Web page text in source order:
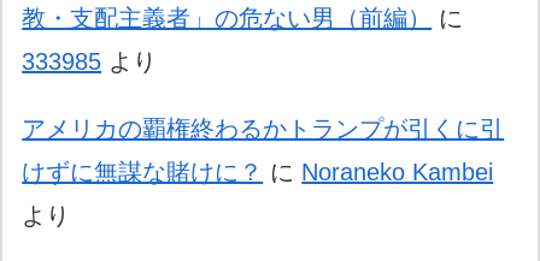
教・支配主義者」の危ない男（前編）
に
333985 より
アメリカの覇権終わるかトランプが引くに引
けずに無謀な賭けに？ に Noraneko Kambei
より